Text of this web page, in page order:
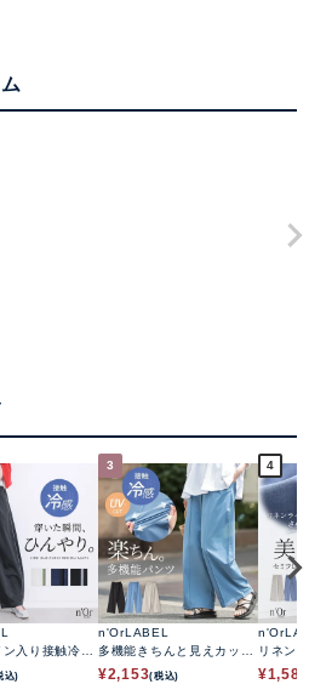
入り接触冷感
込)
3
n'OrLABEL
多機能きちんと見えカット
ソーワイドパンツ
¥2,153(税込)
4
リネン
アパンツ
¥1,584